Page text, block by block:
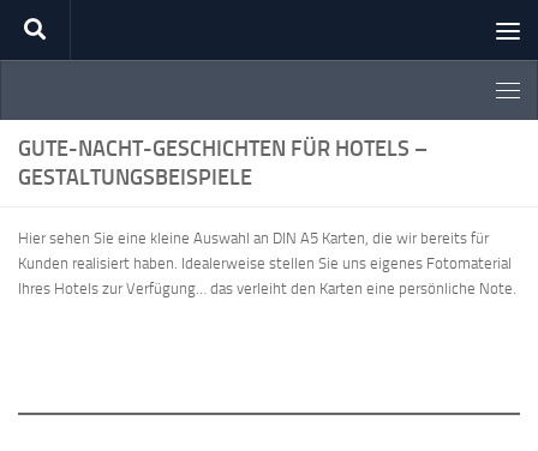
Zum Inhalt springen
GUTE-NACHT-GESCHICHTEN FÜR HOTELS –
GESTALTUNGSBEISPIELE
Hier sehen Sie eine kleine Auswahl an DIN A5 Karten, die wir bereits für
Kunden realisiert haben. Idealerweise stellen Sie uns eigenes Fotomaterial
Ihres Hotels zur Verfügung… das verleiht den Karten eine persönliche Note.